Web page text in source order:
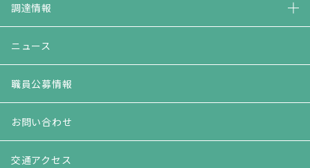
調達情報
ニュース
職員公募情報
お問い合わせ
交通アクセス